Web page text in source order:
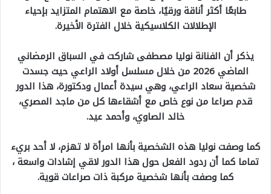
طابعًا أكثر أناقة ورقيًا، خاصة مع الاهتمام المتزايد بإحياء
الإطلالات الكلاسيكية خلال الفترة الأخيرة.
يذكر أن الفنانة نوليا مصطفى شاركت في السباق الرمضاني
الماضي 2026 من خلال مسلسل أولاد الراعي حيث جسدت
شخصية سعاد الراعي، وهي سيدة أعمال ودكتورة، هذا الدور
قدم صراعا من نوع خاص مع أشقاءها كل من ماجد المصري،
خالد الصاوي، وأحمد عيد.
كما وصفت نوليا هذه الشخصية بأنها امرأة لا تهزم، لا أحد بريء
تماما كما أن ردود الفعل حول هذا الدور لاقي إشادات واسعة ،
كما وصفت بأنها شخصية مركبة ذات صراعات قوية.